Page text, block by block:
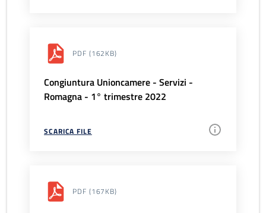
PDF (162KB)
Congiuntura Unioncamere - Servizi -
Romagna - 1° trimestre 2022
SCARICA FILE
PDF (167KB)